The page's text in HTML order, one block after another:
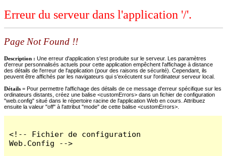
Erreur du serveur dans l'application '/'.
Page Not Found !!
Description : Une erreur d'application s'est produite sur le serveur. Les paramètres
d'erreur personnalisés actuels pour cette application empêchent l'affichage à distance
des détails de l'erreur de l'application (pour des raisons de sécurité). Cependant, ils
peuvent être affichés par les navigateurs qui s'exécutent sur l'ordinateur serveur local.
Détails = Pour permettre l'affichage des détails de ce message d'erreur spécifique sur les
ordinateurs distants, créez une balise <customErrors> dans un fichier de configuration
"web.config" situé dans le répertoire racine de l'application Web en cours. Attribuez
ensuite la valeur "off" à l'attribut "mode" de cette balise <customErrors>.
<!-- Fichier de configuration
Web.Config -->